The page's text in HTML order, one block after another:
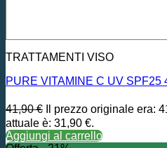
TRATTAMENTI VISO
PURE VITAMINE C UV SPF25
41,90€ Il prezzo originale era:
attuale è: 31,90 €.
Aggiungi al carrello